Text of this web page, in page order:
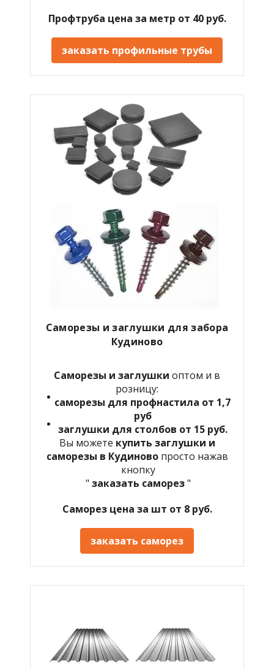
Профтруба цена за метр от 40 руб.
заказать профильные трубы
Саморезы и заглушки для забора
Кудиново
Саморезы и заглушки оптом и в
розницу:
саморезы для профнастила от 1,7
руб
заглушки для столбов от 15 руб.
Вы можете купить заглушки и
саморезы в Кудиново просто нажав
кнопку
" заказать саморез"
Саморез цена за шт от 8 руб.
заказать саморез